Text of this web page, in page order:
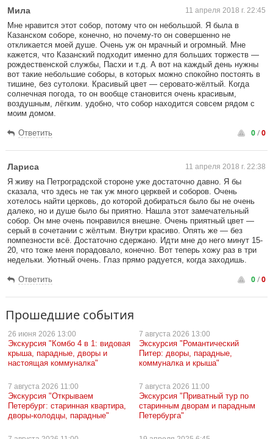
Мила 11 апреля 2018 г. 22:45
Мне нравится этот собор, потому что он небольшой. Я была в
Казанском соборе, конечно, но почему-то он совершенно не
откликается моей душе. Очень уж он мрачный и огромный. Мне
кажется, что Казанский подходит именно для больших торжеств —
рождественской службы, Пасхи и т.д. А вот на каждый день нужны
вот такие небольшие соборы, в которых можно спокойно постоять в
тишине, без сутолоки. Красивый цвет — серовато-жёлтый. Когда
солнечная погода, то он вообще становится очень красивым,
воздушным, лёгким. удобно, что собор находится совсем рядом с
моим домом.
Ответить 0/0
Лариса 11 апреля 2018 г. 22:38
Я живу на Петроградской стороне уже достаточно давно. Я бы
сказала, что здесь не так уж много церквей и соборов. Очень
хотелось найти церковь, до которой добираться было бы не очень
далеко, но и душе было бы приятно. Нашла этот замечательный
собор. Он мне очень понравился внешне. Очень приятный цвет —
серый в сочетании с жёлтым. Внутри красиво. Опять же — без
помпезности всё. Достаточно сдержано. Идти мне до него минут 15-
20, что тоже меня порадовало, конечно. Вот теперь хожу раз в три
недельки. Уютный очень. Глаз прямо радуется, когда заходишь.
Ответить 0/0
Прошедшие события
26 июня 2026 13:00
Экскурсия "Комбо 4 в 1: видовая
крыша, парадные, дворы и
настоящая коммуналка"
7 августа 2026 13:00
Экскурсия "Романтический
Питер: дворы, парадные,
коммуналка и крыша"
7 августа 2026 11:00
Экскурсия "Открываем
Петербург: старинная квартира,
дворы-колодцы, парадные"
7 августа 2026 11:00
Экскурсия "Приватный тур по
старинным дворам и парадным
Петербурга"